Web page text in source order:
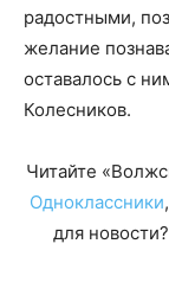
радостными,
желание
оставалось с
Колесников.
Читайте
Одноклассники,
для